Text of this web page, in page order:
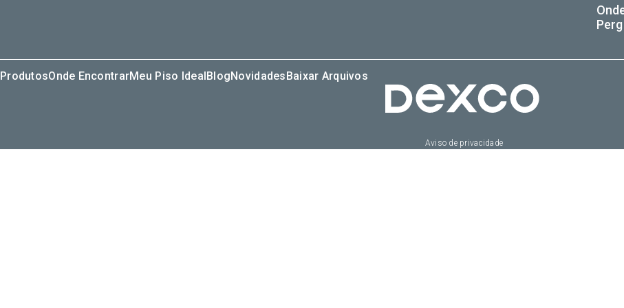
ProdutosOnde EncontrarMeu Piso IdealBlogNovidadesBaixar Arquivos
Aviso de privacidade